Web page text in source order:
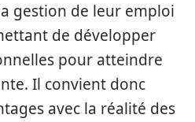
gestion de leur emploi
de développer
pour atteindre
Il convient donc
avec la réalité des